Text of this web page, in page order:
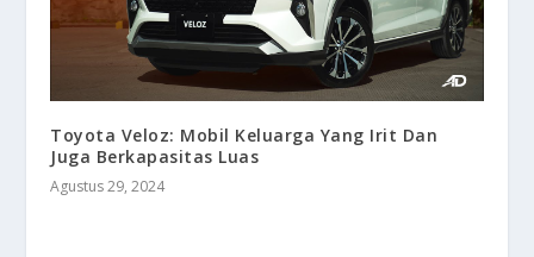
Toyota Veloz: Mobil Keluarga Yang Irit Dan
Juga Berkapasitas Luas
Agustus 29, 2024